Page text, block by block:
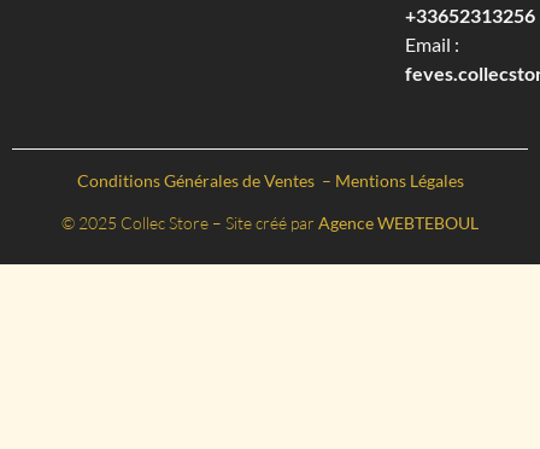
+33652313256‬
Email :
Conditions Générales de Ventes – Mentions Légales
© 2025 Collec Store – Site créé par Agence WEBTEBOUL